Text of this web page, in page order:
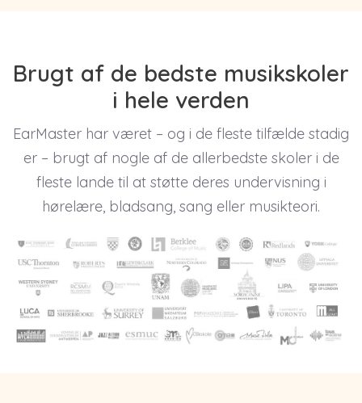
Brugt af de bedste musikskoler
i hele verden
EarMaster har været – og i de fleste tilfælde stadig
er – brugt af nogle af de allerbedste skoler i de
fleste lande til at støtte deres undervisning i
hørelære, bladsang, sang eller musikteori.